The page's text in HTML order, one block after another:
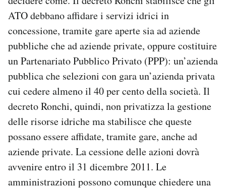
ATO debbano affidare i servizi idrici in
concessione, tramite gare aperte sia ad aziende
pubbliche che ad aziende private, oppure costituire
un Partenariato Pubblico Privato (PPP): un’azienda
pubblica che selezioni con gara un’azienda privata
cui cedere almeno il 40 per cento della società. Il
decreto Ronchi, quindi, non privatizza la gestione
delle risorse idriche ma stabilisce che queste
possano essere affidate, tramite gare, anche ad
aziende private. La cessione delle azioni dovrà
avvenire entro il 31 dicembre 2011. Le
amministrazioni possono comunque chiedere una